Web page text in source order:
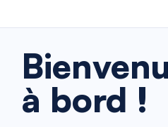
à bord !